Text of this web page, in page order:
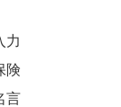
力
険
言